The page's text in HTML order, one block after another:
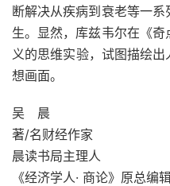
断解决从疾病到衰老等一
生。显然，库兹韦尔在《
义的思维实验，试图描绘
想画面。
吴 晨
著/名财经作家
晨读书局主理人
《经济学人· 商论》原总编